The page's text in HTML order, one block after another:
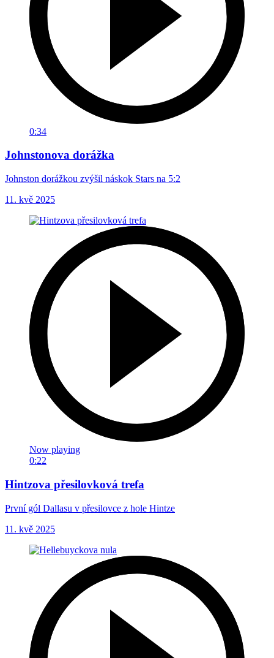
0:34
Johnstonova dorážka
Johnston dorážkou zvýšil náskok Stars na 5:2
11. kvě 2025
Now playing
0:22
Hintzova přesilovková trefa
První gól Dallasu v přesilovce z hole Hintze
11. kvě 2025